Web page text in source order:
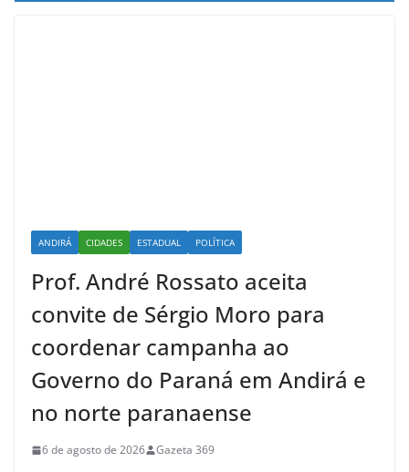
ANDIRÁ CIDADES ESTADUAL POLÍTICA
Prof. André Rossato aceita
convite de Sérgio Moro para
coordenar campanha ao
Governo do Paraná em Andirá e
no norte paranaense
6 de agosto de 2026 Gazeta 369